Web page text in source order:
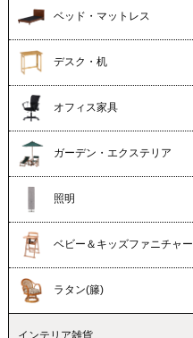
ベッド・マットレス
デスク・机
オフィス家具
ガーデン・エクステリア
照明
ベビー＆キッズファニチャー
ラタン(籐)
インテリア雑貨